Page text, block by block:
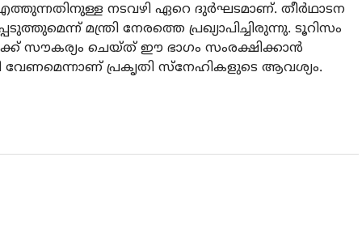
എത്തുന്നതിനുള്ള നടവഴി ഏറെ ദുര്‍ഘടമാണ്. തീര്‍ഥാടന
മന്ത്രി നേരത്തെ പ്രഖ്യാപിച്ചിരുന്നു. ടൂറിസം
സൗകര്യം ചെയ്ത് ഈ ഭാഗം സംരക്ഷിക്കാന്‍
വേണമെന്നാണ് പ്രകൃതി സ്‌നേഹികളുടെ ആവശ്യം.